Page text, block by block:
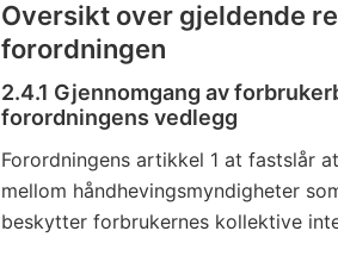
Oversikt over gjeldende
forordningen
2.4.1 Gjennomgang av
forordningens vedlegg
Forordningens artikkel 1 at fastslår
mellom håndhevingsmyndigheter
beskytter forbrukernes kollektive